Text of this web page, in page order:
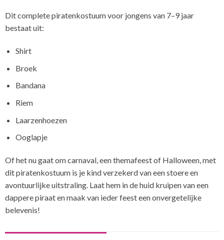
Dit complete piratenkostuum voor jongens van 7–9 jaar
bestaat uit:
Shirt
Broek
Bandana
Riem
Laarzenhoezen
Ooglapje
Of het nu gaat om carnaval, een themafeest of Halloween, met
dit piratenkostuum is je kind verzekerd van een stoere en
avontuurlijke uitstraling. Laat hem in de huid kruipen van een
dappere piraat en maak van ieder feest een onvergetelijke
belevenis!